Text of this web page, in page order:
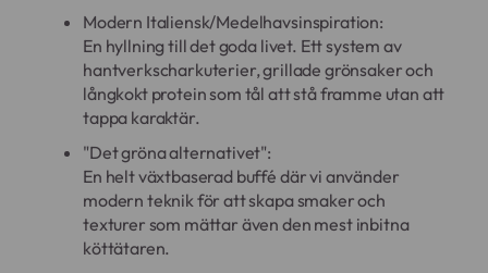
Modern Italiensk/Medelhavsinspiration:
En hyllning till det goda livet. Ett system av
hantverkscharkuterier, grillade grönsaker och
långkokt protein som tål att stå framme utan att
tappa karaktär.
"Det gröna alternativet":
En helt växtbaserad buffé där vi använder
modern teknik för att skapa smaker och
texturer som mättar även den mest inbitna
köttätaren.